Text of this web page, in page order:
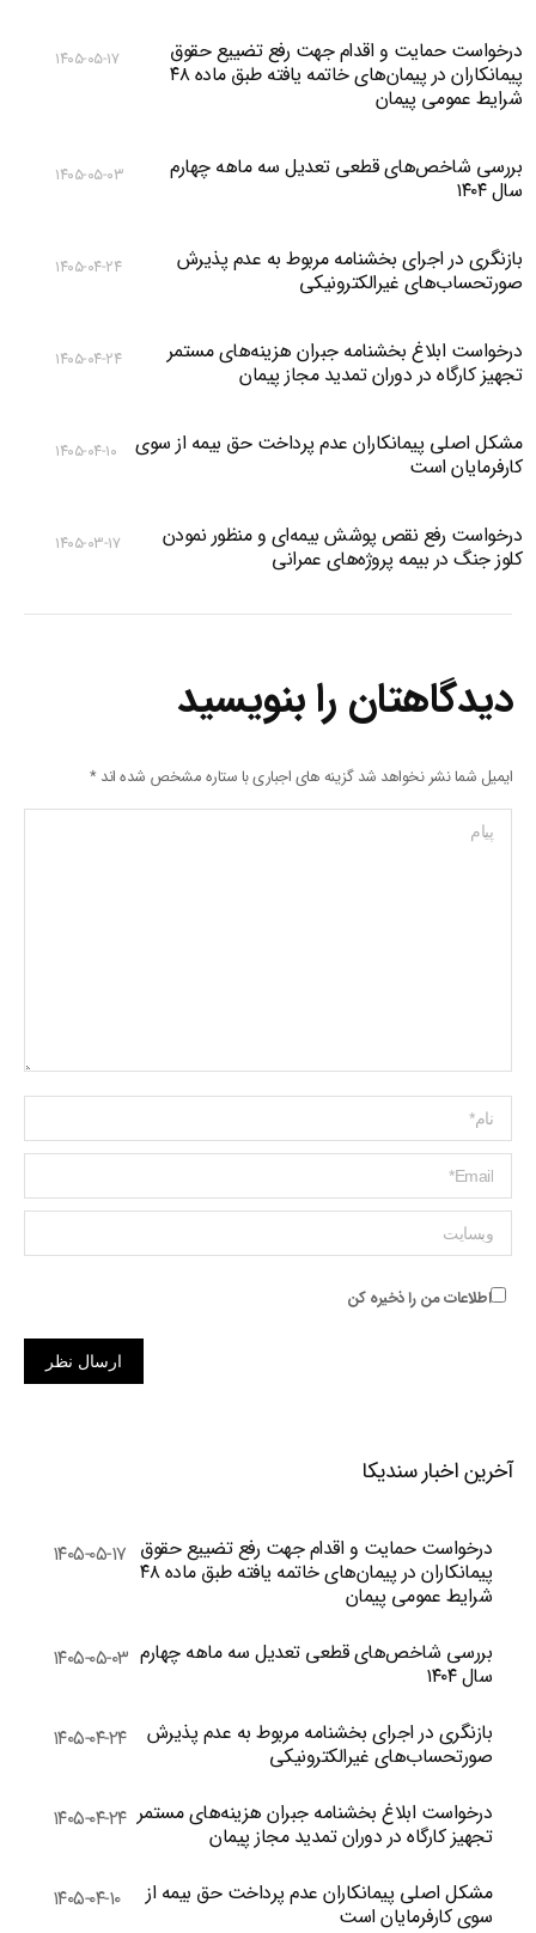
درخواست حمایت و اقدام جهت رفع تضییع حقوق
پیمانکاران در پیمان‌های خاتمه یافته طبق ماده ۴۸
شرایط عمومی پیمان
۱۴۰۵-۰۵-۱۷
بررسی شاخص‌های قطعی تعدیل سه ماهه چهارم
سال ۱۴۰۴
۱۴۰۵-۰۵-۰۳
بازنگری در اجرای بخشنامه مربوط به عدم پذیرش
صورتحساب‌های غیرالکترونیکی
۱۴۰۵-۰۴-۲۴
درخواست ابلاغ بخشنامه جبران هزینه‌های مستمر
تجهیز کارگاه در دوران تمدید مجاز پیمان
۱۴۰۵-۰۴-۲۴
مشکل اصلی پیمانکاران عدم پرداخت حق بیمه از سوی
کارفرمایان است
۱۴۰۵-۰۴-۱۰
درخواست رفع نقص پوشش بیمه‌ای و منظور نمودن
کلوز جنگ در بیمه پروژه‌های عمرانی
۱۴۰۵-۰۳-۱۷
دیدگاهتان را بنویسید
ایمیل شما نشر نخواهد شد گزینه های اجباری با ستاره مشخص شده اند*
پیام
Name *
ایمیل *
وبسایت
اطلاعات من را ذخیره کن
ارسال نظر
آخرین اخبار سندیکا
درخواست حمایت و اقدام جهت رفع تضییع حقوق
پیمانکاران در پیمان‌های خاتمه یافته طبق ماده ۴۸
شرایط عمومی پیمان
۱۴۰۵-۰۵-۱۷
بررسی شاخص‌های قطعی تعدیل سه ماهه چهارم
سال ۱۴۰۴
۱۴۰۵-۰۵-۰۳
بازنگری در اجرای بخشنامه مربوط به عدم پذیرش
صورتحساب‌های غیرالکترونیکی
۱۴۰۵-۰۴-۲۴
درخواست ابلاغ بخشنامه جبران هزینه‌های مستمر
تجهیز کارگاه در دوران تمدید مجاز پیمان
۱۴۰۵-۰۴-۲۴
مشکل اصلی پیمانکاران عدم پرداخت حق بیمه از
سوی کارفرمایان است
۱۴۰۵-۰۴-۱۰